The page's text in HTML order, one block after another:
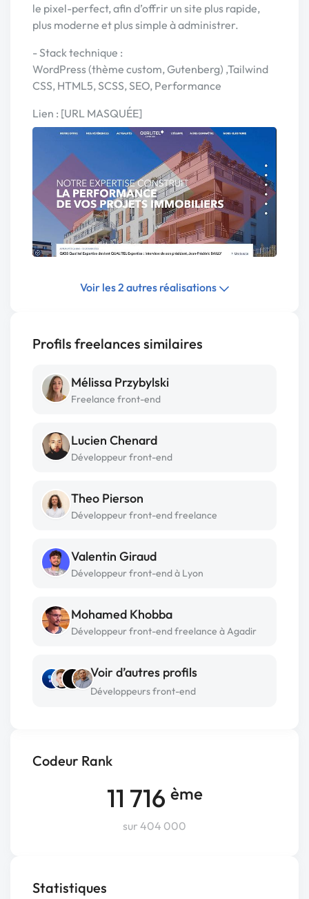
Codeur Rank
11 716 ème
sur 404 000
Statistiques
le pixel-perfect, afin d’offrir un site plus rapide,
plus moderne et plus simple à administrer.
- Stack technique :
WordPress (thème custom, Gutenberg) ,Tailwind
CSS, HTML5, SCSS, SEO, Performance
Lien : [URL MASQUÉE]
Voir les 2 autres réalisations
Profils freelances similaires
Mélissa Przybylski
Freelance front-end
Lucien Chenard
Développeur front-end
Theo Pierson
Développeur front-end freelance
Valentin Giraud
Développeur front-end à Lyon
Mohamed Khobba
Développeur front-end freelance à Agadir
Voir d’autres profils
Développeurs front-end